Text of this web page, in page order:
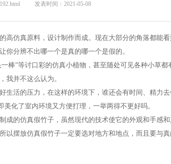
发表时间：2021-05-08
仿真原料，设计制作而成。现在大部分的角落都能
分辨不出哪一个是真的哪一个是假的。
棒”等讨口彩的仿真小植物，甚至随处可见各种小草都
我并不这么认为。
活的压力，在这样的环境下，谁还会有时间、精力
化了室内环境又方便打理，一举两得不更好吗。
的仿真假竹子，虽然现代的技术使它的外观和手感
以摆放仿真假竹子一定要选对地方和地点，而且要与